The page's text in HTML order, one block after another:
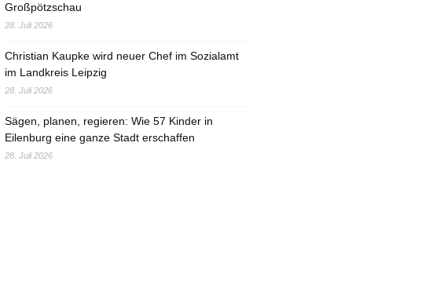
Großpötzschau
28. Juli 2026
Christian Kaupke wird neuer Chef im Sozialamt
im Landkreis Leipzig
28. Juli 2026
Sägen, planen, regieren: Wie 57 Kinder in
Eilenburg eine ganze Stadt erschaffen
28. Juli 2026